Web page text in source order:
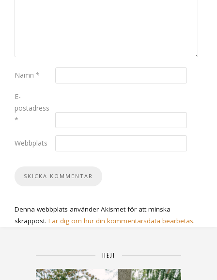
Namn *
E-
postadress
*
Webbplats
Denna webbplats använder Akismet för att minska
skräppost. Lär dig om hur din kommentarsdata bearbetas.
HEJ!